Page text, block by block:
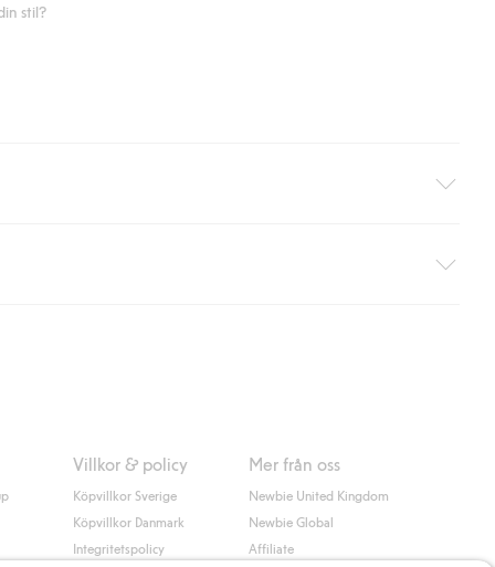
stil?
ej hemleverans). Frakten tas bort per automatik efter du
Villkor & policy
Köpvillkor Sverige
Köpvillkor Danmark
Integritetspolicy
Mer från oss
Newbie United Kingdom
Newbie Global
Affiliate